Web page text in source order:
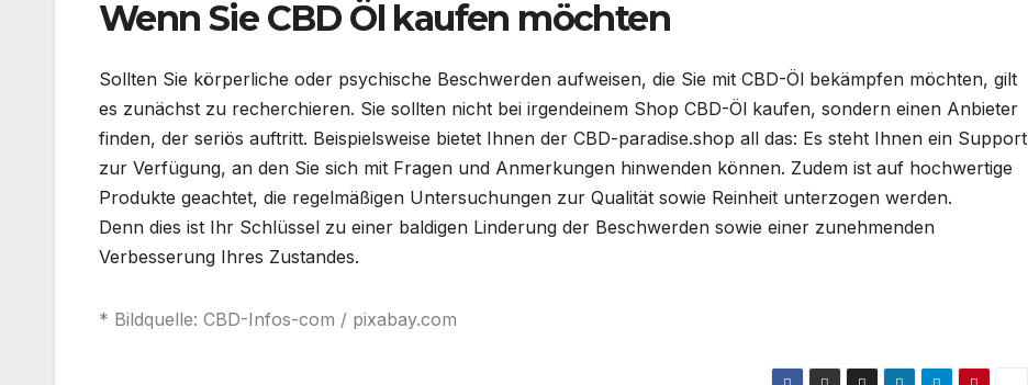
Wenn Sie CBD Öl kaufen möchten
Sollten Sie körperliche oder psychische Beschwerden aufweisen, die Sie mit CBD-Öl bekämpfen möchten, gilt
es zunächst zu recherchieren. Sie sollten nicht bei irgendeinem Shop CBD-Öl kaufen, sondern einen Anbieter
finden, der seriös auftritt. Beispielsweise bietet Ihnen der CBD-paradise.shop all das: Es steht Ihnen ein Support
zur Verfügung, an den Sie sich mit Fragen und Anmerkungen hinwenden können. Zudem ist auf hochwertige
Produkte geachtet, die regelmäßigen Untersuchungen zur Qualität sowie Reinheit unterzogen werden.
Denn dies ist Ihr Schlüssel zu einer baldigen Linderung der Beschwerden sowie einer zunehmenden
Verbesserung Ihres Zustandes.
* Bildquelle: CBD-Infos-com / pixabay.com